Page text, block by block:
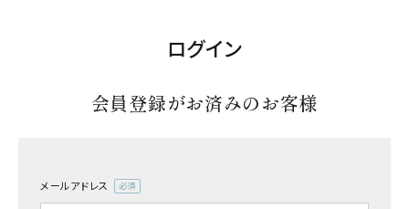
ようこそ ゲスト 様
商品カテゴリー
ログイン
会員登録がお済みのお客様
メールアドレス
(必